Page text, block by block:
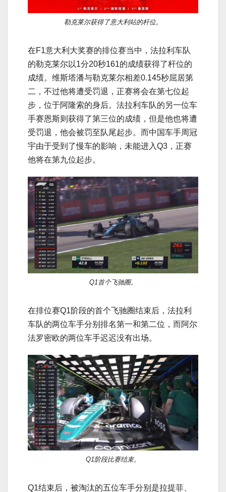
勒克莱尔获得了意大利站的杆位。
在F1意大利大奖赛的排位赛当中，法拉利车队
的勒克莱尔以1分20秒161的成绩获得了杆位的
成绩。维斯塔潘与勒克莱尔相差0.145秒屈居第
二，不过他将遭受罚退，正赛将会在第七位起
步，位于阿隆索的身后。法拉利车队的另一位车
手赛恩斯则获得了第三位的成绩，但是他也将遭
受罚退，他会被罚至队尾起步。而中国车手周冠
宇由于受到了慢车的影响，未能进入Q3，正赛
他将在第九位起步。
Q1首个飞驰圈。
在排位赛Q1阶段的首个飞驰圈结束后，法拉利
车队的两位车手分别排名第一和第二位，而阿尔
法罗密欧的两位车手迟迟没有出场。
Q1阶段比赛结束。
Q1结束后，被淘汰的五位车手分别是拉提菲、